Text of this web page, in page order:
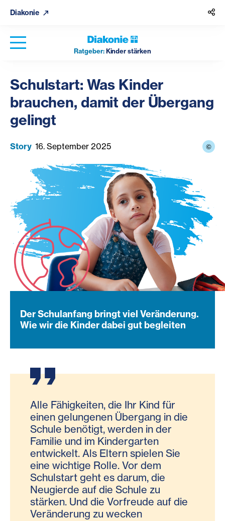
Diakonie
Ratgeber:Kinder stärken
Schulstart: Was Kinder
brauchen, damit der Übergang
gelingt
Story 16. September 2025 ©
Der Schulanfang bringt viel Veränderung.
Wie wir die Kinder dabei gut begleiten
Alle Fähigkeiten, die Ihr Kind für
einen gelungenen Übergang in die
Schule benötigt, werden in der
Familie und im Kindergarten
entwickelt. Als Eltern spielen Sie
eine wichtige Rolle. Vor dem
Schulstart geht es darum, die
Neugierde auf die Schule zu
stärken. Und die Vorfreude auf die
Veränderung zu wecken